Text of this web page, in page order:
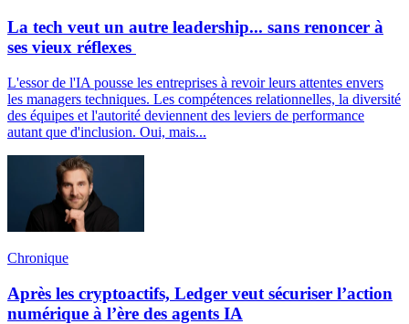
La tech veut un autre leadership... sans renoncer à
ses vieux réflexes
L'essor de l'IA pousse les entreprises à revoir leurs attentes envers
les managers techniques. Les compétences relationnelles, la diversité
des équipes et l'autorité deviennent des leviers de performance
autant que d'inclusion. Oui, mais...
Chronique
Après les cryptoactifs, Ledger veut sécuriser l’action
numérique à l’ère des agents IA